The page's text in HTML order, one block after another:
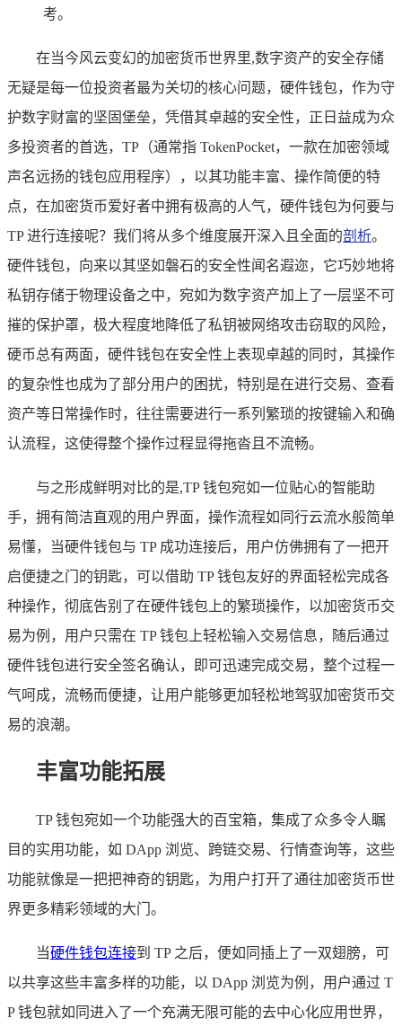
考。
在当今风云变幻的加密货币世界里,数字资产的安全存储
无疑是每一位投资者最为关切的核心问题，硬件钱包，作为守
护数字财富的坚固堡垒，凭借其卓越的安全性，正日益成为众
多投资者的首选，TP（通常指 TokenPocket，一款在加密领域
声名远扬的钱包应用程序），以其功能丰富、操作简便的特
点，在加密货币爱好者中拥有极高的人气，硬件钱包为何要与
TP 进行连接呢？我们将从多个维度展开深入且全面的剖析。
硬件钱包，向来以其坚如磐石的安全性闻名遐迩，它巧妙地将
私钥存储于物理设备之中，宛如为数字资产加上了一层坚不可
摧的保护罩，极大程度地降低了私钥被网络攻击窃取的风险，
硬币总有两面，硬件钱包在安全性上表现卓越的同时，其操作
的复杂性也成为了部分用户的困扰，特别是在进行交易、查看
资产等日常操作时，往往需要进行一系列繁琐的按键输入和确
认流程，这使得整个操作过程显得拖沓且不流畅。
与之形成鲜明对比的是,TP 钱包宛如一位贴心的智能助
手，拥有简洁直观的用户界面，操作流程如同行云流水般简单
易懂，当硬件钱包与 TP 成功连接后，用户仿佛拥有了一把开
启便捷之门的钥匙，可以借助 TP 钱包友好的界面轻松完成各
种操作，彻底告别了在硬件钱包上的繁琐操作，以加密货币交
易为例，用户只需在 TP 钱包上轻松输入交易信息，随后通过
硬件钱包进行安全签名确认，即可迅速完成交易，整个过程一
气呵成，流畅而便捷，让用户能够更加轻松地驾驭加密货币交
易的浪潮。
丰富功能拓展
TP 钱包宛如一个功能强大的百宝箱，集成了众多令人瞩
目的实用功能，如 DApp 浏览、跨链交易、行情查询等，这些
功能就像是一把把神奇的钥匙，为用户打开了通往加密货币世
界更多精彩领域的大门。
当硬件钱包连接到 TP 之后，便如同插上了一双翅膀，可
以共享这些丰富多样的功能，以 DApp 浏览为例，用户通过 T
P 钱包就如同进入了一个充满无限可能的去中心化应用世界，